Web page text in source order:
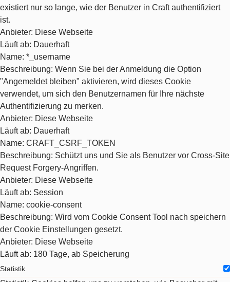
existiert nur so lange, wie der Benutzer in Craft authentifiziert
ist.
Anbieter: Diese Webseite
Läuft ab: Dauerhaft
Name: *_username
Beschreibung: Wenn Sie bei der Anmeldung die Option
"Angemeldet bleiben" aktivieren, wird dieses Cookie
verwendet, um sich den Benutzernamen für Ihre nächste
Authentifizierung zu merken.
Anbieter: Diese Webseite
Läuft ab: Dauerhaft
Name: CRAFT_CSRF_TOKEN
Beschreibung: Schützt uns und Sie als Benutzer vor Cross-Site
Request Forgery-Angriffen.
Anbieter: Diese Webseite
Läuft ab: Session
Name: cookie-consent
Beschreibung: Wird vom Cookie Consent Tool nach speichern
der Cookie Einstellungen gesetzt.
Anbieter: Diese Webseite
Läuft ab: 180 Tage, ab Speicherung
Statistik